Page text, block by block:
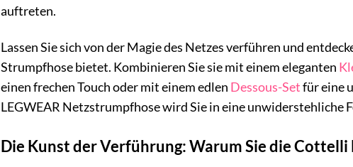
auftreten.
Lassen Sie sich von der Magie des Netzes verführen und
Strumpfhose bietet. Kombinieren Sie sie mit einem eleganten
einen frechen Touch oder mit einem edlen Dessous-Setfür eine
LEGWEAR Netzstrumpfhose wird Sie in eine unwiderstehliche
Die Kunst der Verführung: Warum Sie die